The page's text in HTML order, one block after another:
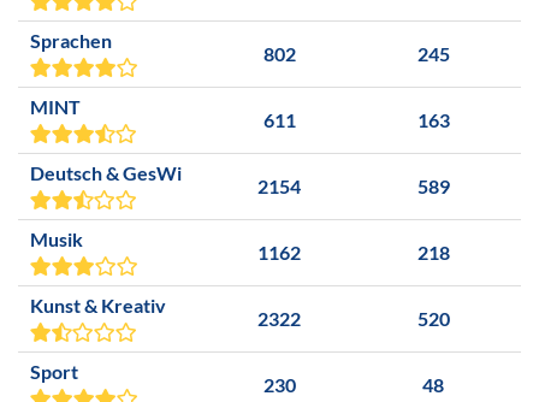
Sprachen
802 245
MINT
611 163
Deutsch & GesWi
2154 589
Musik
1162 218
Kunst & Kreativ
2322 520
Sport
230 48